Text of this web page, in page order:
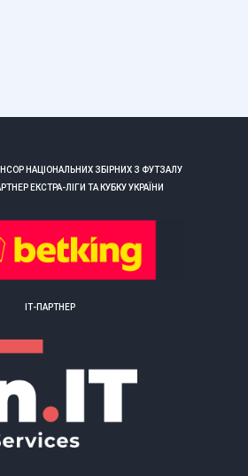
НАЦІОНАЛЬНИХ ЗБІРНИХ З ФУТЗАЛУ
ЕКСТРА-ЛІГИ ТА КУБКУ УКРАЇНИ
ІТ-ПАРТНЕР